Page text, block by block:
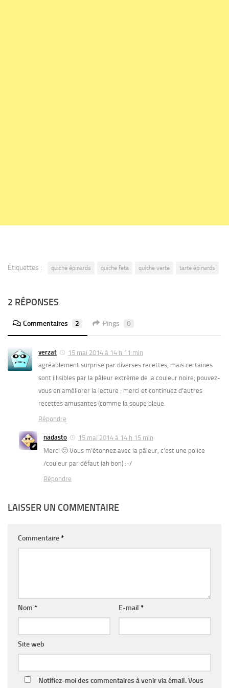
Étiquettes : quiche épinards quiche feta quiche verte tarte épinards
2 RÉPONSES
Commentaires 2 Pings 0
verzat
15 mai 2014 à 14 h 11 min
agréablement surprise par diverses recettes, mais certaines
sont illisibles par la pâleur extrème de la couleur noire, pouvez-
vous en améliorer la lecture ; merci et continuez d’autres
recettes amusantes (comme la soupe bleue.
Répondre
nadasto
15 mai 2014 à 14 h 15 min
Merci 🙂 Vous m’étonnez avec la pâleur, c’est une police
/couleur par défaut (ah bon) :-/
Répondre
LAISSER UN COMMENTAIRE
Commentaire*
Nom * E-mail *
Site web
Notifiez-moi des commentaires à venir via émail. Vous